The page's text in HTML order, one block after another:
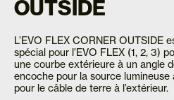
OUTSIDE
L’EVO FLEX CORNER OUTSIDE
spécial pour l’EVO FLEX (1, 2, 3)
une courbe extérieure à un angle
encoche pour la source lumineuse
pour le câble de terre à l’extérieur.